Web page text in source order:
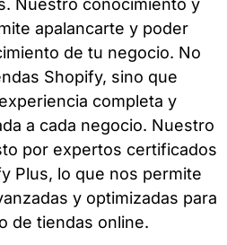
Nuestro conocimiento y
apalancarte y poder
de tu negocio. No
Shopify, sino que
completa y
a cada negocio. Nuestro
por expertos certificados
Plus, lo que nos permite
y optimizadas para
de tiendas online.